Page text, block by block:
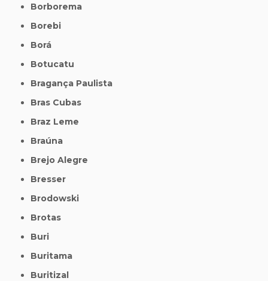
Borborema
Borebi
Borá
Botucatu
Bragança Paulista
Bras Cubas
Braz Leme
Braúna
Brejo Alegre
Bresser
Brodowski
Brotas
Buri
Buritama
Buritizal